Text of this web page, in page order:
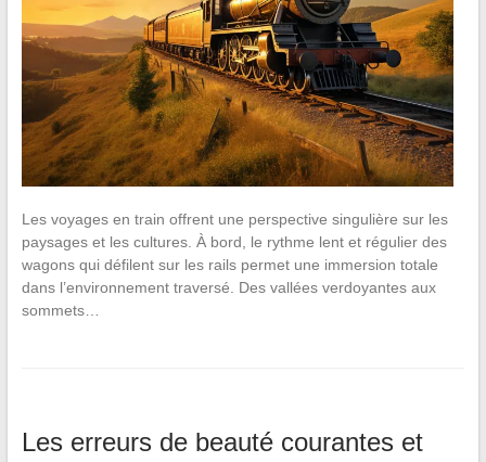
Les voyages en train offrent une perspective singulière sur les
paysages et les cultures. À bord, le rythme lent et régulier des
wagons qui défilent sur les rails permet une immersion totale
dans l’environnement traversé. Des vallées verdoyantes aux
sommets…
Les erreurs de beauté courantes et